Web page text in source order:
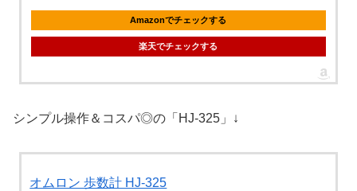
Amazonでチェックする
楽天でチェックする
シンプル操作＆コスパ◎の「HJ-325」↓
オムロン 歩数計 HJ-325